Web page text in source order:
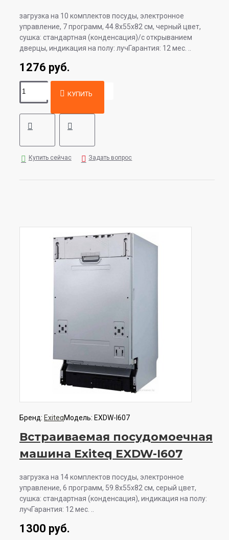
загрузка на 10 комплектов посуды, электронное
управление, 7 программ, 44.8x55x82 см, черный цвет,
сушка: стандартная (конденсация)/с открыванием
дверцы, индикация на полу: лучГарантия: 12 мес. ..
1276 руб.
КУПИТЬ
Купить сейчас Задать вопрос
Бренд: ExiteqМодель: EXDW-I607
Встраиваемая посудомоечная
машина Exiteq EXDW-I607
загрузка на 14 комплектов посуды, электронное
управление, 6 программ, 59.8x55x82 см, серый цвет,
сушка: стандартная (конденсация), индикация на полу:
лучГарантия: 12 мес. ..
1300 руб.